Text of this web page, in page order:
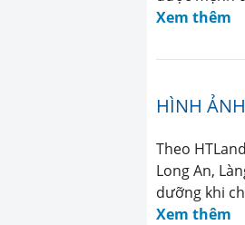
Xem thêm
HÌNH
Theo
Long An,
dưỡng khi
Xem thêm